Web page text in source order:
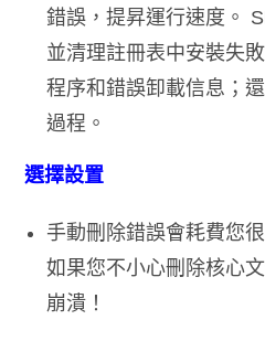
錯誤，提昇運行速度。
並清理註冊表中安裝失
程序和錯誤卸載信息；
過程。
選擇設置
手動刪除錯誤會耗費您
如果您不小心刪除核心
崩潰！